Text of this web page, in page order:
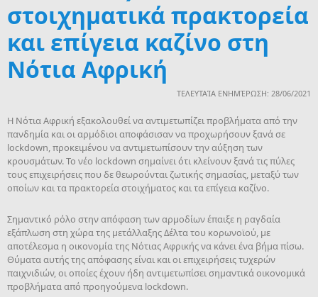
στοιχηματικά πρακτορεία
και επίγεια καζίνο στη
Νότια Αφρική
ΤΕΛΕΥΤΑΊΑ ΕΝΗΜΈΡΩΣΗ: 28/06/2021
Η Νότια Αφρική εξακολουθεί να αντιμετωπίζει προβλήματα από την
πανδημία και οι αρμόδιοι αποφάσισαν να προχωρήσουν ξανά σε
lockdown, προκειμένου να αντιμετωπίσουν την αύξηση των
κρουσμάτων. Το νέο lockdown σημαίνει ότι κλείνουν ξανά τις πύλες
τους επιχειρήσεις που δε θεωρούνται ζωτικής σημασίας, μεταξύ των
οποίων και τα πρακτορεία στοιχήματος και τα επίγεια καζίνο.
Σημαντικό ρόλο στην απόφαση των αρμοδίων έπαιξε η ραγδαία
εξάπλωση στη χώρα της μετάλλαξης Δέλτα του κορωνοϊού, με
αποτέλεσμα η οικονομία της Νότιας Αφρικής να κάνει ένα βήμα πίσω.
Θύματα αυτής της απόφασης είναι και οι επιχειρήσεις τυχερών
παιχνιδιών, οι οποίες έχουν ήδη αντιμετωπίσει σημαντικά οικονομικά
προβλήματα από προηγούμενα lockdown.